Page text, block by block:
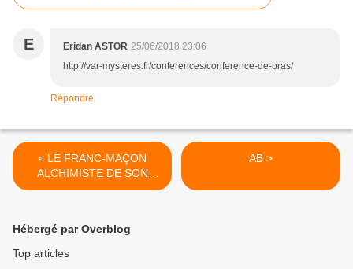
E Eridan ASTOR 25/06/2018 23:06
http://var-mysteres.fr/conferences/conference-de-bras/
Répondre
< LE FRANC-MAÇON
ALCHIMISTE DE SON
AVENIR
AB >
Hébergé par Overblog
Top articles